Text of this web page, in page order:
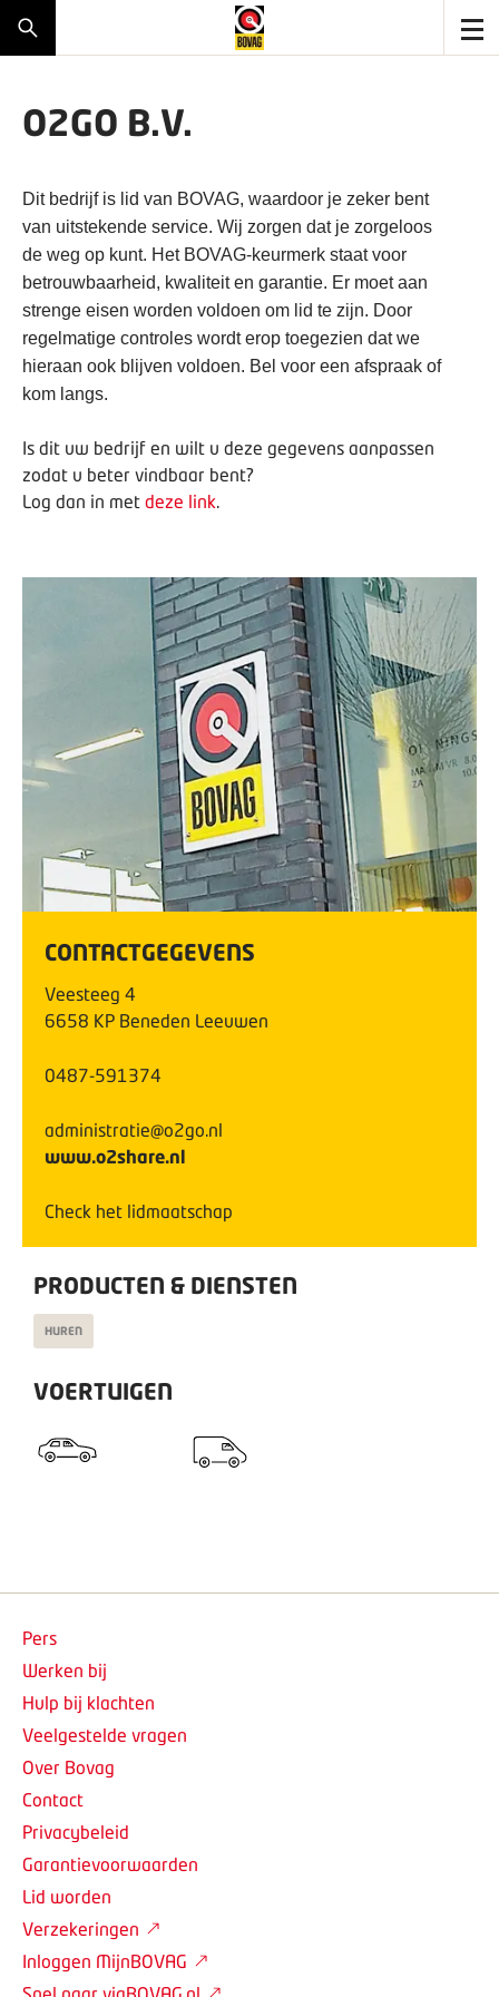
O2GO B.V.
Dit bedrijf is lid van BOVAG, waardoor je zeker bent
van uitstekende service. Wij zorgen dat je zorgeloos
de weg op kunt. Het BOVAG-keurmerk staat voor
betrouwbaarheid, kwaliteit en garantie. Er moet aan
strenge eisen worden voldoen om lid te zijn. Door
regelmatige controles wordt erop toegezien dat we
hieraan ook blijven voldoen. Bel voor een afspraak of
kom langs.
Is dit uw bedrijf en wilt u deze gegevens aanpassen
zodat u beter vindbaar bent?
Log dan in met deze link.
CONTACTGEGEVENS
Veesteeg 4
6658 KP Beneden Leeuwen
0487-591374
administratie@o2go.nl
www.o2share.nl
Check het lidmaatschap
PRODUCTEN & DIENSTEN
HUREN
VOERTUIGEN
Pers
Werken bij
Hulp bij klachten
Veelgestelde vragen
Over Bovag
Contact
Privacybeleid
Garantievoorwaarden
Lid worden
Verzekeringen
Inloggen MijnBOVAG